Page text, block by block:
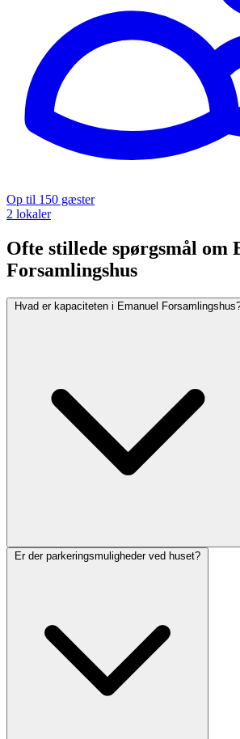
Op til 150 gæster
2 lokaler
Ofte stillede spørgsmål om
Forsamlingshus
Hvad er kapaciteten i Emanuel
Er der parkeringsmuligheder ved huset?